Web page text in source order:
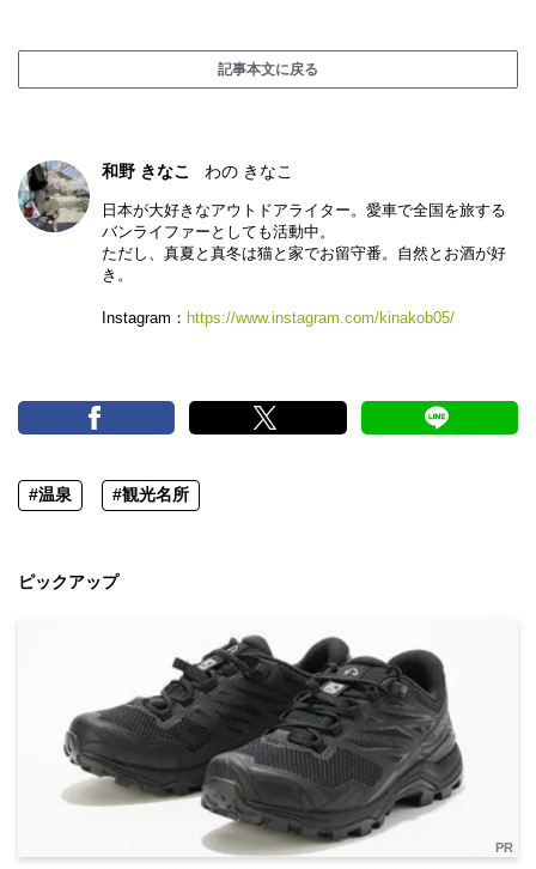
記事本文に戻る
和野 きなこ わの きなこ
日本が大好きなアウトドアライター。愛車で全国を旅する
バンライファーとしても活動中。
ただし、真夏と真冬は猫と家でお留守番。自然とお酒が好
き。
Instagram： https://www.instagram.com/kinakob05/
#温泉 #観光名所
ピックアップ
PR